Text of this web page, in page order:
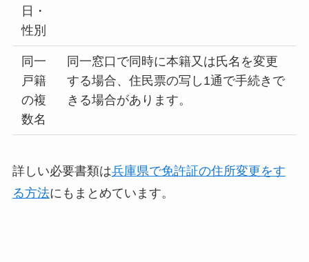
日・
性別
同一
戸籍
の複
数名
同一窓口で同時に本籍又は氏名を変更
する場合、住民票の写し1通で手続きで
きる場合があります。
詳しい必要書類は兵庫県で免許証の住所変更をす
る方法にもまとめています。